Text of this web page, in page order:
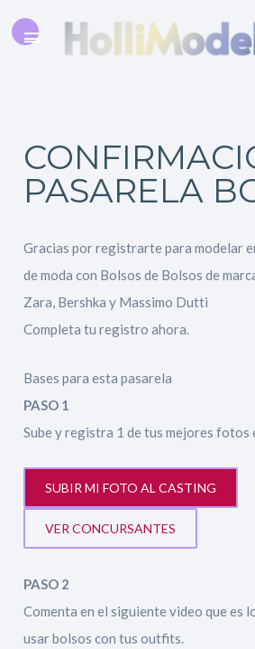
PASARELA
Gracias por registrarte para modelar
de moda con Bolsos de Bolsos de
Zara, Bershka y Massimo Dutti
Completa tu registro ahora.
Bases para esta pasarela
PASO 1
Sube y registra 1 de tus mejores fotos
SUBIR MI FOTO AL CASTING
VER CONCURSANTES
PASO 2
Comenta en el siguiente video que es
usar bolsos con tus outfits.